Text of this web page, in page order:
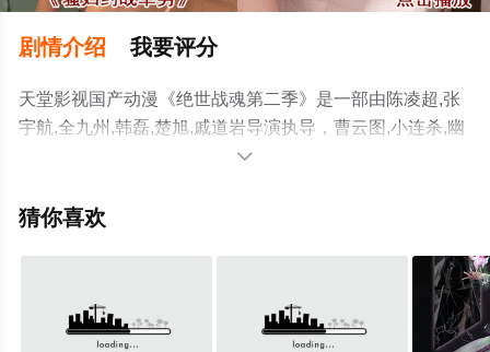
剧情介绍 我要评分
天堂影视国产动漫《绝世战魂第二季》是一部由陈凌超,张
宇航,全九州,韩磊,楚旭,戚道岩导演执导，曹云图,小连杀,幽
舞越山,玥辰,李轻扬,枣儿,夏浚凯,关帅,乔耀辉,刘中正,任景
乔木心,张远韬等演员精彩演绎的大陆动漫，手机免费观看

猜你喜欢